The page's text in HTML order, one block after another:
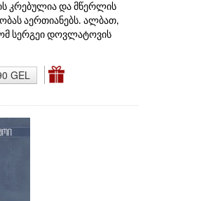
კრებულია და მწერლის
აერთიანებს. ალბათ,
სერგეი დოვლატოვის
GEL